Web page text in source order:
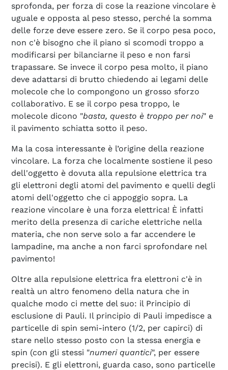
sprofonda, per forza di cose la reazione vincolare è
uguale e opposta al peso stesso, perché la somma
delle forze deve essere zero. Se il corpo pesa poco,
non c'è bisogno che il piano si scomodi troppo a
modificarsi per bilanciarne il peso e non farsi
trapassare. Se invece il corpo pesa molto, il piano
deve adattarsi di brutto chiedendo ai legami delle
molecole che lo compongono un grosso sforzo
collaborativo. E se il corpo pesa troppo, le
molecole dicono "basta, questo è troppo per noi" e
il pavimento schiatta sotto il peso.
Ma la cosa interessante è l’origine della reazione
vincolare. La forza che localmente sostiene il peso
dell'oggetto è dovuta alla repulsione elettrica tra
gli elettroni degli atomi del pavimento e quelli degli
atomi dell'oggetto che ci appoggio sopra. La
reazione vincolare è una forza elettrica! È infatti
merito della presenza di cariche elettriche nella
materia, che non serve solo a far accendere le
lampadine, ma anche a non farci sprofondare nel
pavimento!
Oltre alla repulsione elettrica fra elettroni c'è in
realtà un altro fenomeno della natura che in
qualche modo ci mette del suo: il Principio di
esclusione di Pauli. Il principio di Pauli impedisce a
particelle di spin semi-intero (1/2, per capirci) di
stare nello stesso posto con la stessa energia e
spin (con gli stessi "numeri quantici", per essere
precisi). E gli elettroni, guarda caso, sono particelle